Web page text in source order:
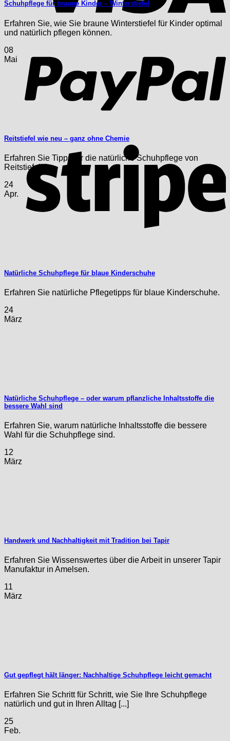
Schuhpflege für braune Kinder – Winterstiefel
Erfahren Sie, wie Sie braune Winterstiefel für Kinder optimal
und natürlich pflegen können.
08
Mai
Reitstiefel wie neu – ganz ohne Chemie
Erfahren Sie Tipps für die natürliche Schuhpflege von
Reitstiefeln!
24
Apr.
Natürliche Schuhpflege für blaue Kinderschuhe
Erfahren Sie natürliche Pflegetipps für blaue Kinderschuhe.
24
März
Natürliche Schuhpflege – oder warum pflanzliche Inhaltsstoffe die
bessere Wahl sind
Erfahren Sie, warum natürliche Inhaltsstoffe die bessere
Wahl für die Schuhpflege sind.
12
März
Handwerk und Nachhaltigkeit mit Tradition bei Tapir
Erfahren Sie Wissenswertes über die Arbeit in unserer Tapir
Manufaktur in Amelsen.
11
März
Gut gepflegt hält länger: Nachhaltige Schuhpflege leicht gemacht
Erfahren Sie Schritt für Schritt, wie Sie Ihre Schuhpflege
natürlich und gut in Ihren Alltag [...]
25
Feb.